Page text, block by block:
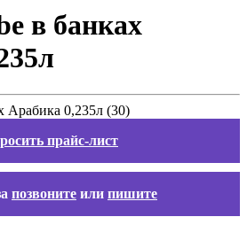
в банках
прайс-лист
позвоните или пишите